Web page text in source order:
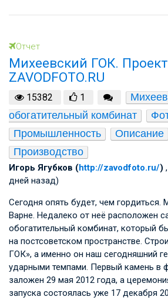
Отчет
Михеевский ГОК. Проект
ZAVODFOTO.RU
15382 1
обогатительный комбинат
Промышленность
Описание
Производство
Игорь Ягубков (http://zavodfoto.ru/)
дней назад)
Сегодня опять будет, чем гордиться.
Варне. Недалеко от неё расположен
обогатительный комбинат, который
на постсоветском пространстве.
ГОК», а именно он наш сегодняшний
ударными темпами. Первый камень в
заложен 29 мая 2012 года, а
запуска состоялась уже 17 декабря